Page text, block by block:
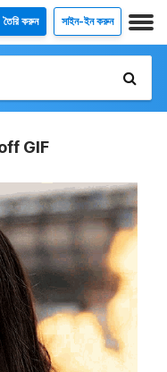
তৈরি করুন সাইন-ইন করুন
GIF